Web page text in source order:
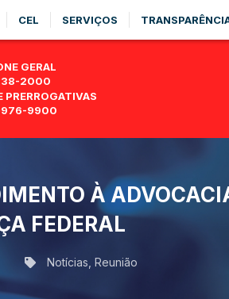
CEL SERVIÇOS
GERAL
2000
PRERROGATIVAS
9900
À
FEDERAL
Notícias Reunião